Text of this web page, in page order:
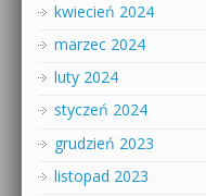
kwiecień 2024
marzec 2024
luty 2024
styczeń 2024
grudzień 2023
listopad 2023